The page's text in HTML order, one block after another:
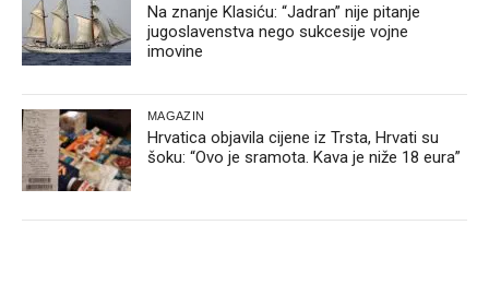
Na znanje Klasiću: “Jadran” nije pitanje
jugoslavenstva nego sukcesije vojne
imovine
MAGAZIN
Hrvatica objavila cijene iz Trsta, Hrvati su
šoku: “Ovo je sramota. Kava je niže 18 eura”